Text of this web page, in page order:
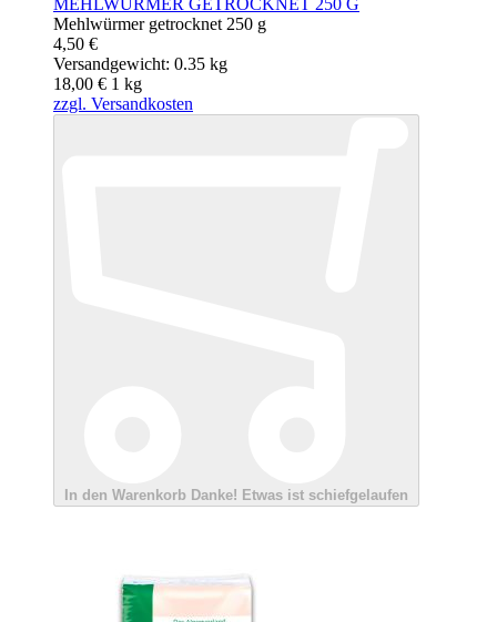
MEHLWÜRMER GETROCKNET 250 G
Mehlwürmer getrocknet 250 g
4,50 €
Versandgewicht: 0.35 kg
18,00 € 1 kg
zzgl. Versandkosten
In den Warenkorb Danke! Etwas ist schiefgelaufen